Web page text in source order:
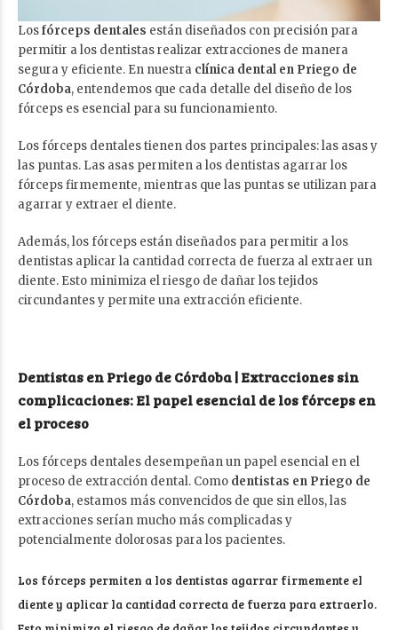
Losfórceps dentales están diseñados con precisión para
permitir a los dentistas realizar extracciones de manera
segura y eficiente. En nuestra clínica dental en Priego de
Córdoba, entendemos que cada detalle del diseño de los
fórceps es esencial para su funcionamiento.
Los fórceps dentales tienen dos partes principales: las asas y
las puntas. Las asas permiten a los dentistas agarrar los
fórceps firmemente, mientras que las puntas se utilizan para
agarrar y extraer el diente.
Además, los fórceps están diseñados para permitir a los
dentistas aplicar la cantidad correcta de fuerza al extraer un
diente. Esto minimiza el riesgo de dañar los tejidos
circundantes y permite una extracción eficiente.
Dentistas en Priego de Córdoba | Extracciones sin
complicaciones: El papel esencial de los fórceps en
el proceso
Los fórceps dentales desempeñan un papel esencial en el
proceso de extracción dental. Como dentistas en Priego de
Córdoba, estamos más convencidos de que sin ellos, las
extracciones serían mucho más complicadas y
potencialmente dolorosas para los pacientes.
Los fórceps permiten a los dentistas agarrar firmemente el
diente y aplicar la cantidad correcta de fuerza para extraerlo.